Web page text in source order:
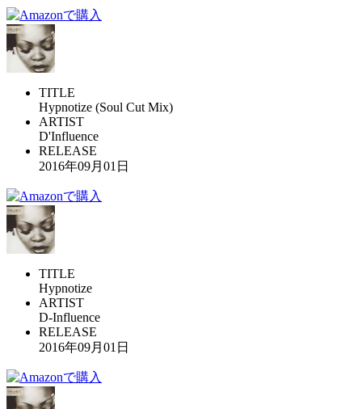
TITLE
Hypnotize (Soul Cut Mix)
ARTIST
D'Influence
RELEASE
2016年09月01日
TITLE
Hypnotize
ARTIST
D-Influence
RELEASE
2016年09月01日